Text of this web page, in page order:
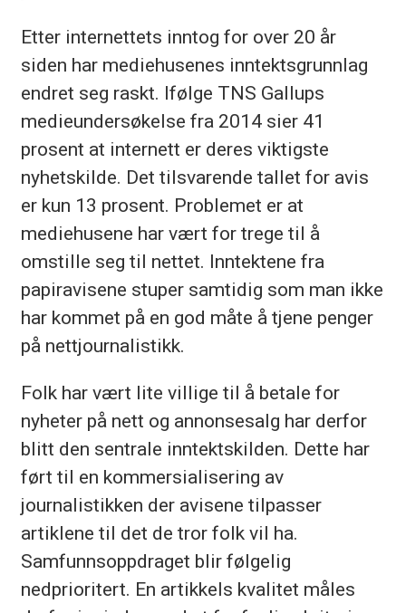
Etter internettets inntog for over 20 år
siden har mediehusenes inntektsgrunnlag
endret seg raskt. Ifølge TNS Gallups
medieundersøkelse fra 2014 sier 41
prosent at internett er deres viktigste
nyhetskilde. Det tilsvarende tallet for avis
er kun 13 prosent. Problemet er at
mediehusene har vært for trege til å
omstille seg til nettet. Inntektene fra
papiravisene stuper samtidig som man ikke
har kommet på en god måte å tjene penger
på nettjournalistikk.
Folk har vært lite villige til å betale for
nyheter på nett og annonsesalg har derfor
blitt den sentrale inntektskilden. Dette har
ført til en kommersialisering av
journalistikken der avisene tilpasser
artiklene til det de tror folk vil ha.
Samfunnsoppdraget blir følgelig
nedprioritert. En artikkels kvalitet måles